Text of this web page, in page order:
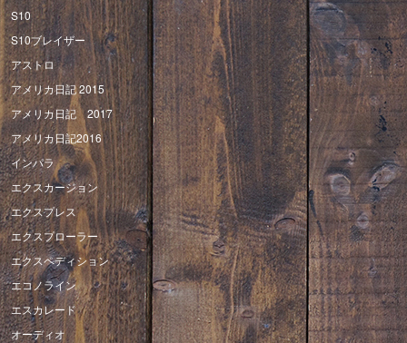
S10
S10ブレイザー
アストロ
アメリカ日記 2015
アメリカ日記 2017
アメリカ日記2016
インパラ
エクスカージョン
エクスプレス
エクスプローラー
エクスペディション
エコノライン
エスカレード
オーディオ